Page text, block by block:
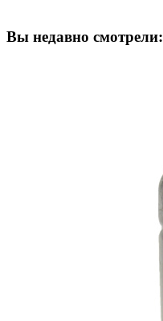
Вы недавно смотрели: